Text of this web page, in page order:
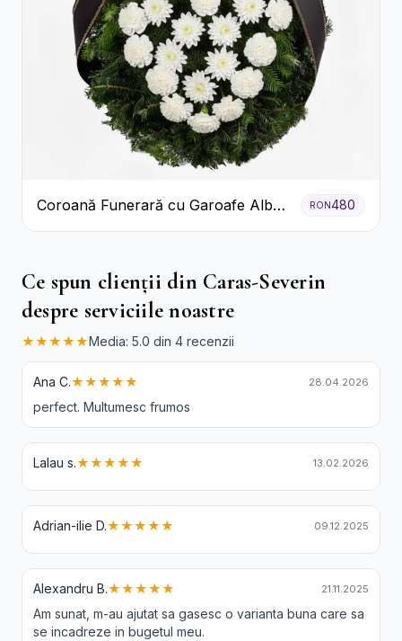
Coroană Funerară cu Garoafe Albe
și Crizanteme
RON480
Ce spun clienții din Caras-Severin
despre serviciile noastre
★★★★★Media: 5.0 din 4 recenzii
Ana C.★★★★★ 28.04.2026
perfect. Multumesc frumos
Lalau s.★★★★★ 13.02.2026
Adrian-ilie D.★★★★★ 09.12.2025
Alexandru B.★★★★★ 21.11.2025
Am sunat, m-au ajutat sa gasesc o varianta buna care sa
se incadreze in bugetul meu.